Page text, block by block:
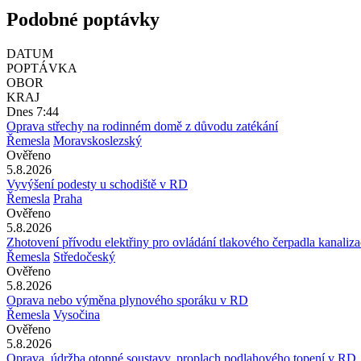
Podobné poptávky
DATUM
POPTÁVKA
OBOR
KRAJ
Dnes 7:44
Oprava střechy na rodinném domě z důvodu zatékání
Řemesla Moravskoslezský
Ověřeno
5.8.2026
Vyvýšení podesty u schodiště v RD
Řemesla Praha
Ověřeno
5.8.2026
Zhotovení přívodu elektřiny pro ovládání tlakového čerpadla
Řemesla Středočeský
Ověřeno
5.8.2026
Oprava nebo výměna plynového sporáku v RD
Řemesla Vysočina
Ověřeno
5.8.2026
Oprava, údržba otopné soustavy, proplach podlahového topení v RD